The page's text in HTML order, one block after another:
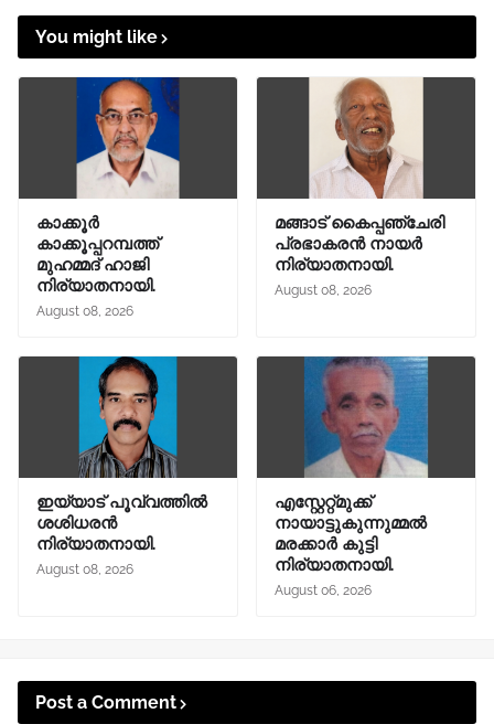
You might like
കാക്കൂര്‍
കാക്കൂപ്പറമ്പത്ത്
മുഹമ്മദ് ഹാജി
നിര്യാതനായി.
August 08, 2026
മങ്ങാട്‌ കൈപ്പഞ്ചേരി
പ്രഭാകരന്‍ നായർ
നിര്യാതനായി.
August 08, 2026
ഇയ്യാട് പൂവ്വത്തിൽ
ശശിധരൻ
നിര്യാതനായി.
August 08, 2026
എസ്റ്റേറ്റ്മുക്ക്
നായാട്ടുകുന്നുമ്മൽ
മരക്കാർ കുട്ടി
നിര്യാതനായി.
August 06, 2026
Post a Comment